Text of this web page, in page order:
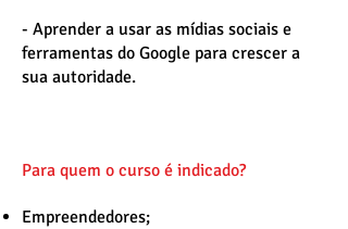
- Aprender a usar as mídias sociais e
ferramentas do Google para crescer a
sua autoridade.
Para quem o curso é indicado?
Empreendedores;